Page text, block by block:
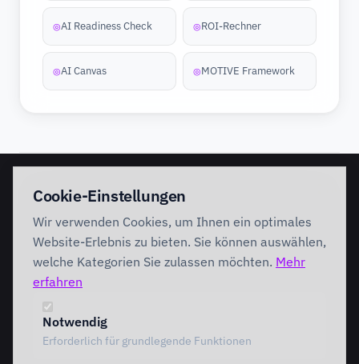
◎AI Readiness Check ◎ROI-Rechner
◎AI Canvas ◎MOTIVE Framework
Discovery Workshop
Förderung
INTERVENTION
AI Intervention
AI Governance
Foundation
Performing
Branchenlösungen
Special Governance
Cookie-Einstellungen
Wir verwenden Cookies, um Ihnen ein optimales
Website-Erlebnis zu bieten. Sie können auswählen,
welche Kategorien Sie zulassen möchten. Mehr
erfahren
Notwendig
Erforderlich für grundlegende Funktionen